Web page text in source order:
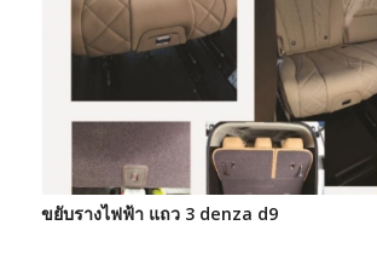
ขยับรางไฟฟ้า แถว 3 denza d9